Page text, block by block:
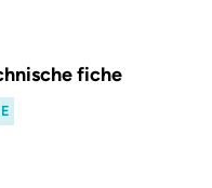
fiche